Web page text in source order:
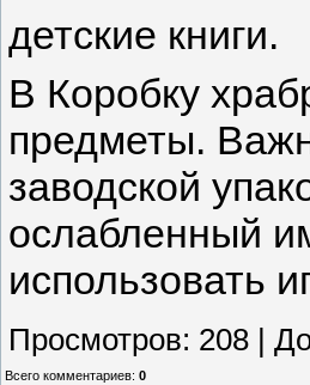
детские книги.
В Коробку
предметы.
заводской
ослабленный
использовать
Просмотров: 208 |
Всего комментариев: 0